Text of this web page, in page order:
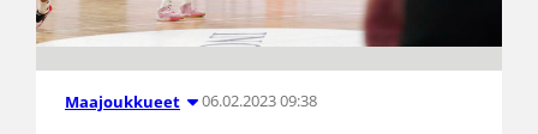
Maajoukkueet 06.02.2023 09:38